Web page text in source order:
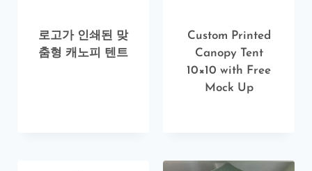
로고가 인쇄된 맞
춤형 캐노피 텐트
Custom Printed
Canopy Tent
10×10 with Free
Mock Up